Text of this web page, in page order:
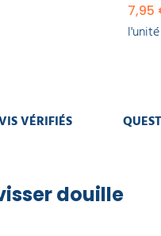
7,95
l'unité
VÉRIFIÉS
douille